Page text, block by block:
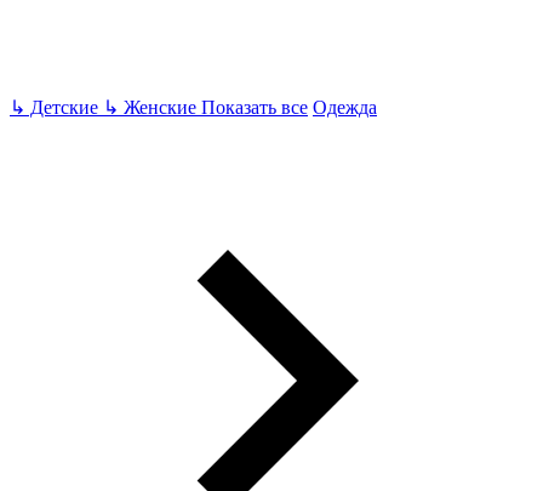
↳ Детские ↳ Женские Показать все Одежда